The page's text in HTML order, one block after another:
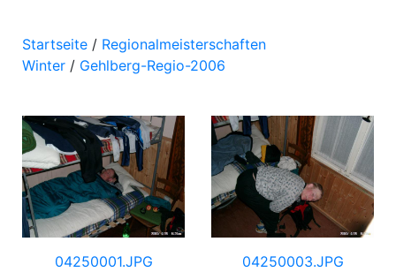
Startseite / Regionalmeisterschaften
Winter / Gehlberg-Regio-2006
04250001.JPG 04250003.JPG